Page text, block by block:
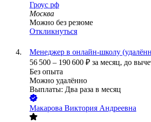
Гроус рф
Москва
Можно без резюме
Откликнуться
Менеджер в онлайн-школу
56 500 – 190 600 ₽ за месяц, до
Без опыта
Можно удалённо
Выплаты: Два раза в месяц
Макарова Виктория Андреевна